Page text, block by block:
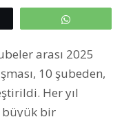
arası 2025
10 şubeden,
Her yıl
büyük bir